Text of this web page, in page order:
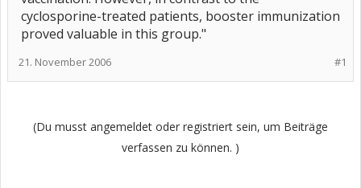
cyclosporine-treated patients, booster immunization
proved valuable in this group."
#1
21. November 2006
(Du musst angemeldet oder registriert sein, um Beiträge
verfassen zu können. )